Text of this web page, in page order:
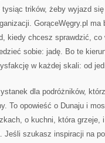
trików, żeby wyjazd
GorąceWęgry.pl
kiedy chcesz sprawdzić,
sobie: jadę. Bo te
w każdej skali: od
dla podróżników,
To opowieść o Dunaju i
o kuchni, która grzeje,
szukasz inspiracji na